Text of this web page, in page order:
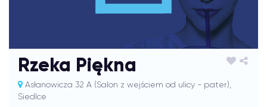
Rzeka Piękna
Asłanowicza 32 A (Salon z wejściem od ulicy - pater),
Siedlce